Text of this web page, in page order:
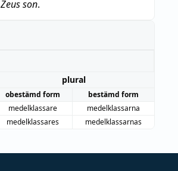
Zeus son.
plural
obestämd form
bestämd form
medelklassare
medelklassarna
medelklassares medelklassarnas